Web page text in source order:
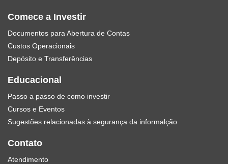
Comece a Investir
Documentos para Abertura de Contas
Custos Operacionais
Depósito e Transferências
Educacional
Passo a passo de como investir
Cursos e Eventos
Sugestões relacionadas à segurança da informalção
Contato
Atendimento